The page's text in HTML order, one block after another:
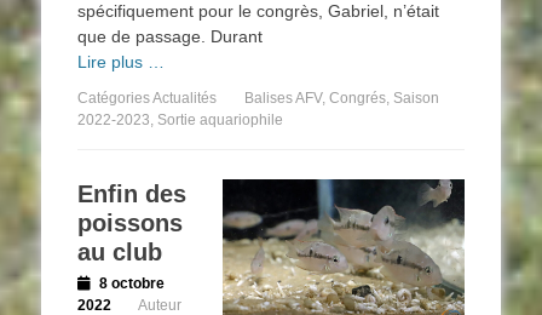
spécifiquement pour le congrès, Gabriel, n’était
que de passage. Durant
Lire plus …
CatégoriesActualités BalisesAFV, Congrés, Saison
2022-2023, Sortie aquariophile
Enfin des
poissons
au club
Posted
on
8 octobre
2022
Auteur